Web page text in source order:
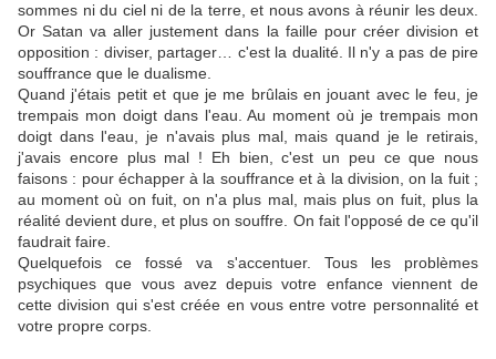
sommes ni du ciel ni de la terre, et nous avons à réunir les deux.
Or Satan va aller justement dans la faille pour créer division et
opposition : diviser, partager… c'est la dualité. Il n'y a pas de pire
souffrance que le dualisme.
Quand j'étais petit et que je me brûlais en jouant avec le feu, je
trempais mon doigt dans l'eau. Au moment où je trempais mon
doigt dans l'eau, je n'avais plus mal, mais quand je le retirais,
j'avais encore plus mal ! Eh bien, c'est un peu ce que nous
faisons : pour échapper à la souffrance et à la division, on la fuit ;
au moment où on fuit, on n'a plus mal, mais plus on fuit, plus la
réalité devient dure, et plus on souffre. On fait l'opposé de ce qu'il
faudrait faire.
Quelquefois ce fossé va s'accentuer. Tous les problèmes
psychiques que vous avez depuis votre enfance viennent de
cette division qui s'est créée en vous entre votre personnalité et
votre propre corps.